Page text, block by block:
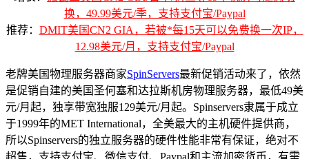
换，49.99美元/季，支持支付宝/Paypal
推荐： DMIT美国CN2 GIA，若被*每15天可以免费换一次IP，
12.98美元/月，支持支付宝/Paypal
老牌美国物理服务器商家SpinServers最新促销活动来了，依然
是促销自建的美国圣何塞和达拉斯机房物理服务器，最低49美
元/月起，独享带宽独服129美元/月起。Spinservers隶属于成立
于1999年的MET International，全美最大的主机硬件提供商，
所以Spinservers的独立服务器的硬件性能非常有保证，绝对不
超售，支持支付宝、微信支付、Paypal和主流加密货币，有需